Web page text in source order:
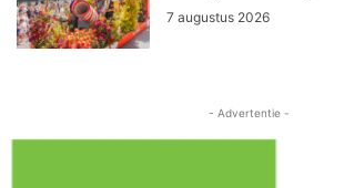
7 augustus 2026
- Advertentie -